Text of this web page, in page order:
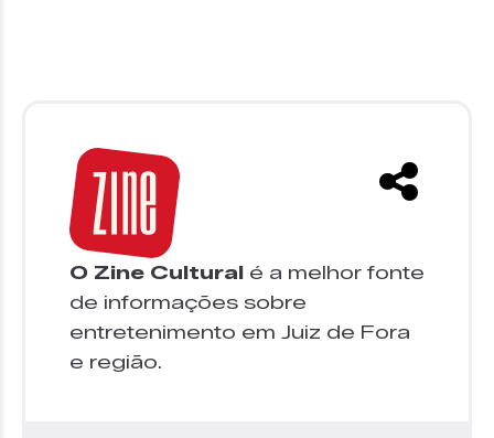
O Zine Cultural é a melhor fonte
de informações sobre
entretenimento em Juiz de Fora
e região.